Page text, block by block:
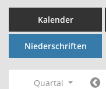
Kalender
Niederschriften
Quartal